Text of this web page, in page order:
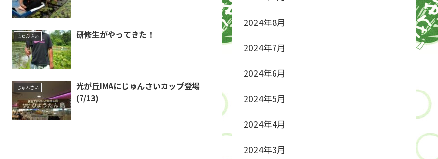
じゅんさい 研修生がやってきた！
じゅんさい
光が丘IMAにじゅんさいカップ登場
(7/13)
2024年8月
2024年7月
2024年6月
2024年5月
2024年4月
2024年3月